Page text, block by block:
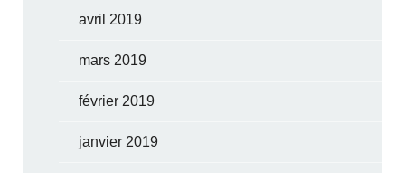
avril 2019
mars 2019
février 2019
janvier 2019